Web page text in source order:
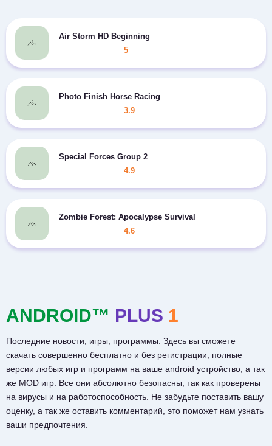
Air Storm HD Beginning
5
Photo Finish Horse Racing
3.9
Special Forces Group 2
4.9
Zombie Forest: Apocalypse Survival
4.6
ANDROID™ PLUS 1
Последние новости, игры, программы. Здесь вы сможете
скачать совершенно бесплатно и без регистрации, полные
версии любых игр и программ на ваше android устройство, а так
же MOD игр. Все они абсолютно безопасны, так как проверены
на вирусы и на работоспособность. Не забудьте поставить вашу
оценку, а так же оставить комментарий, это поможет нам узнать
ваши предпочтения.